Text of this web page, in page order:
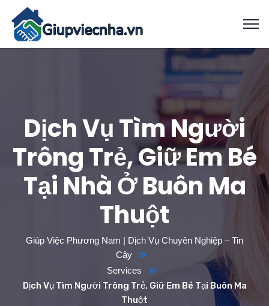
Dịch Vụ Tìm Người
Trông Trẻ, Giữ Em Bé
Tại Nhà Ở Buôn Ma
Thuột
Giúp Việc Phương Nam | Dịch Vụ Chuyên Nghiệp – Tin
Cậy
Services
Dịch Vụ Tìm Người Trông Trẻ, Giữ Em Bé Tại Buôn Ma
Thuột